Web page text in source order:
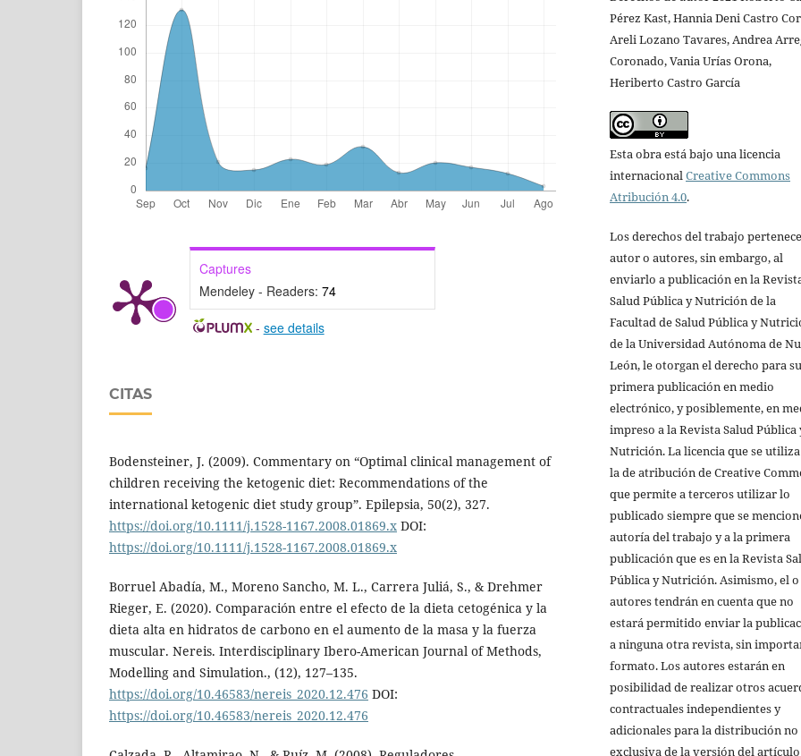
Captures
Mendeley - Readers: 74
- see details
CITAS
Bodensteiner, J. (2009). Commentary on “Optimal clinical management of
children receiving the ketogenic diet: Recommendations of the
international ketogenic diet study group”. Epilepsia, 50(2), 327.
https://doi.org/10.1111/j.1528-1167.2008.01869.x DOI:
https://doi.org/10.1111/j.1528-1167.2008.01869.x
Borruel Abadía, M., Moreno Sancho, M. L., Carrera Juliá, S., & Drehmer
Rieger, E. (2020). Comparación entre el efecto de la dieta cetogénica y la
dieta alta en hidratos de carbono en el aumento de la masa y la fuerza
muscular. Nereis. Interdisciplinary Ibero-American Journal of Methods,
Modelling and Simulation., (12), 127–135.
https://doi.org/10.46583/nereis_2020.12.476 DOI:
https://doi.org/10.46583/nereis_2020.12.476
Pérez Kast, Hannia Deni Castro
Areli Lozano Tavares, Andrea
Coronado, Vania Urías Orona,
Heriberto Castro García
Esta obra está bajo una licencia
internacionalCreative Commons
Atribución 4.0.
Los derechos del trabajo
autor o autores, sin embargo, al
enviarlo a publicación en la
Salud Pública y Nutrición de la
Facultad de Salud Pública y
de la Universidad Autónoma de
León, le otorgan el derecho para su
primera publicación en medio
electrónico, y posiblemente, en
impreso a la Revista Salud Pública
Nutrición. La licencia que se utiliza
la de atribución de Creative
que permite a terceros utilizar lo
publicado siempre que se
autoría del trabajo y a la primera
publicación que es en la Revista
Pública y Nutrición. Asimismo, el
autores tendrán en cuenta que no
estará permitido enviar la
a ninguna otra revista, sin
formato. Los autores estarán en
posibilidad de realizar otros
contractuales independientes y
adicionales para la distribución no
exclusiva de la versión del artículo